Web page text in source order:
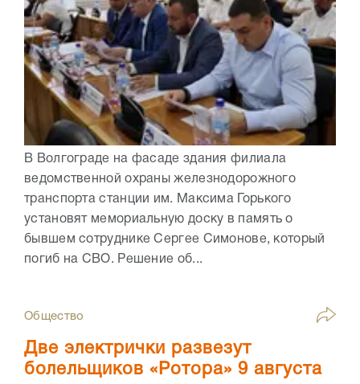
В Волгограде на фасаде здания филиала
ведомственной охраны железнодорожного
транспорта станции им. Максима Горького
установят мемориальную доску в память о
бывшем сотруднике Сергее Симонове, который
погиб на СВО. Решение об...
Общество
Две электрички развезут
болельщиков «Ротора» 9 августа